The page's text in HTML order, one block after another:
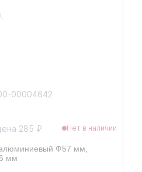
00004642
285 ₽ Нет в наличии
Ф57 мм,
мм